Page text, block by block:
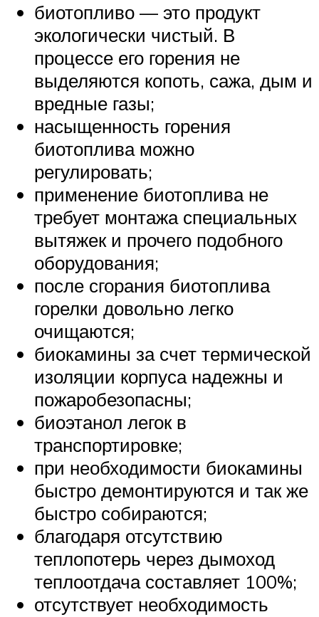
биотопливо — это продукт
экологически чистый. В
процессе его горения не
выделяются копоть, сажа, дым и
вредные газы;
насыщенность горения
биотоплива можно
регулировать;
применение биотоплива не
требует монтажа специальных
вытяжек и прочего подобного
оборудования;
после сгорания биотоплива
горелки довольно легко
очищаются;
биокамины за счет термической
изоляции корпуса надежны и
пожаробезопасны;
биоэтанол легок в
транспортировке;
при необходимости биокамины
быстро демонтируются и так же
быстро собираются;
благодаря отсутствию
теплопотерь через дымоход
теплоотдача составляет 100%;
отсутствует необходимость